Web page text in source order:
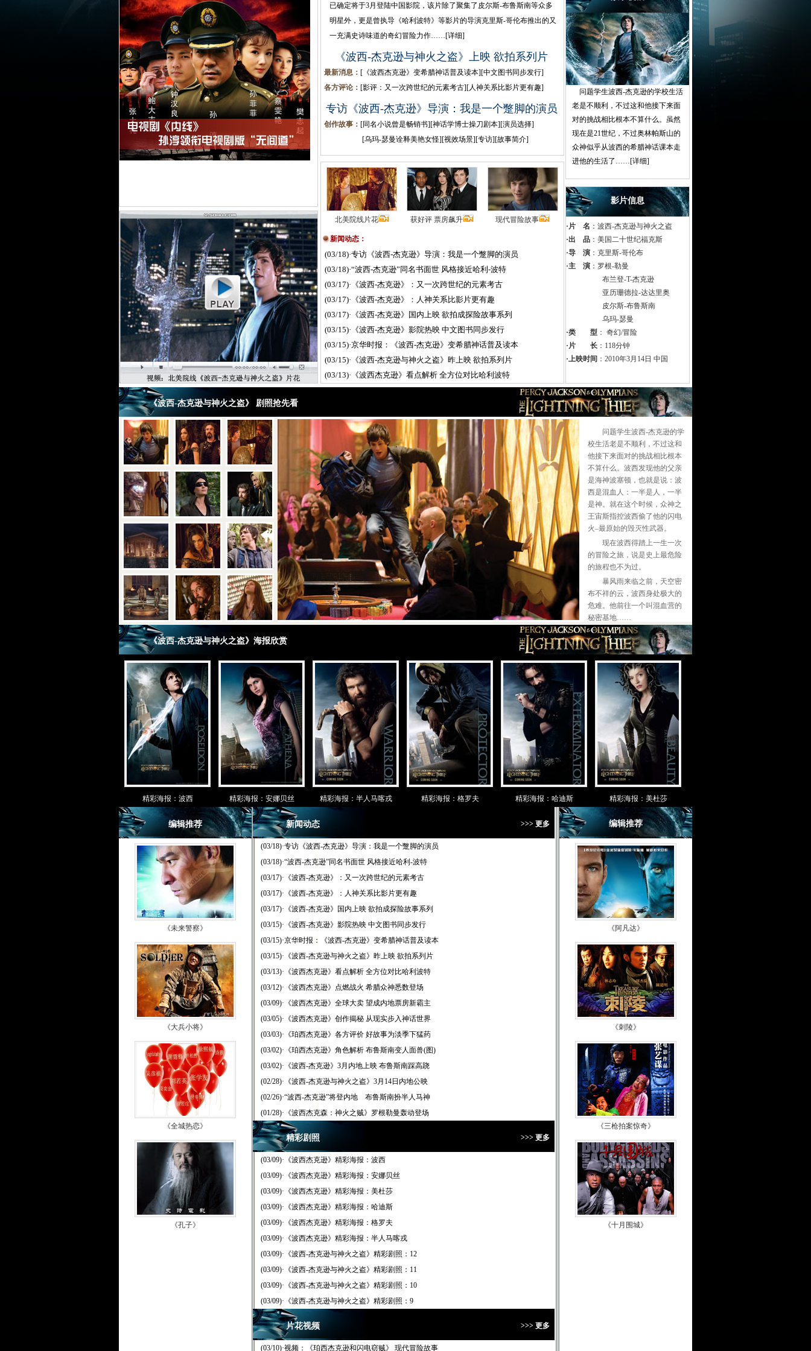
已确定将于3月登陆中国影院，该片除了聚集了皮尔斯-布鲁斯南等众多
明星外，更是曾执导《哈利波特》等影片的导演克里斯-哥伦布推出的又
一充满史诗味道的奇幻冒险力作……[详细]
《波西-杰克逊与神火之盗》上映 欲拍系列片
最新消息： [ 《波西杰克逊》变希腊神话普及读本][中文图书同步发行]
各方评论： [影评：又一次跨世纪的元素考古][人神关系比影片更有趣]
专访《波西-杰克逊》导演：我是一个蹩脚的演员
创作故事： [同名小说曾是畅销书][神话学博士操刀剧本][演员选择]
[乌玛-瑟曼诠释美艳女怪][视效场景][专访][故事简介]
北美院线片花 获好评 票房飙升 现代冒险故事
新闻动态：
(03/18)·专访《波西-杰克逊》导演：我是一个蹩脚的演员
(03/18)·“波西-杰克逊”同名书面世 风格接近哈利-波特
(03/17)· 《波西-杰克逊》：又一次跨世纪的元素考古
(03/17)· 《波西-杰克逊》：人神关系比影片更有趣
(03/17)· 《波西-杰克逊》国内上映 欲拍成探险故事系列
(03/15)· 《波西-杰克逊》影院热映 中文图书同步发行
(03/15)·京华时报：《波西-杰克逊》变希腊神话普及读本
(03/15)· 《波西-杰克逊与神火之盗》昨上映 欲拍系列片
(03/13)· 《波西杰克逊》看点解析 全方位对比哈利波特
(03/12)·《波西杰克逊》点燃战火 希腊众神悉数登场
(03/05)·《波西杰克逊》创作揭秘 从现实步入神话世界
(03/03)·《珀西杰克逊》各方评价 好故事为淡季下猛药
(03/02)·
《珀西杰克逊》角色解析 布鲁斯南变人面兽(图)
(03/02)·《波西-杰克逊》3月内地上映 布鲁斯南踩高跷
(02/28)·《波西-杰克逊与神火之盗》3月14日内地公映
(02/26)
“波西-杰克逊”将登内地 布鲁斯南扮半人马神
(01/28)
《波西杰克森：神火之贼》罗根勒曼轰动登场
问题学生波西-杰克逊的学校生活
老是不顺利，不过这和他接下来面
对的挑战相比根本不算什么。虽然
现在是21世纪，不过奥林帕斯山的
众神似乎从波西的希腊神话课本走
进他的生活了……[详细]
影片信息
·片 名 ：波西-杰克逊与神火之盗
·出 品 ：美国二十世纪福克斯
·导 演 ：克里斯-哥伦布
·主 演 ：罗根-勒曼
布兰登-T-杰克逊
亚历珊德拉-达达里奥
皮尔斯-布鲁斯南
乌玛-瑟曼
·类 型 ： 奇幻/冒险
·片 长 ：118分钟
·上映时间 ：2010年3月14日 中国
《波西-杰克逊与神火之盗》 剧照抢先看
问题学生波西-杰克逊的学
校生活老是不顺利，不过这和
他接下来面对的挑战相比根本
不算什么。波西发现他的父亲
是海神波塞顿，也就是说：波
西是混血人：一半是人，一半
是神。就在这个时候，众神之
王宙斯指控波西偷了他的闪电
火–最原始的毁灭性武器。
现在波西得踏上一生一次
的冒险之旅，说是史上最危险
的旅程也不为过。
暴风雨来临之前，天空密
布不祥的云，波西身处极大的
危难。他前往一个叫混血营的
秘密基地……
《波西-杰克逊与神火之盗》海报欣赏
精彩海报：波西 精彩海报：安娜贝丝 精彩海报：半人马喀戎 精彩海报：格罗夫 精彩海报：哈迪斯 精彩海报：美杜莎
编辑推荐
《未来警察》
《大兵小将》
《全城热恋》
《孔子》
新闻动态 >>> 更多
(03/18)·专访《波西-杰克逊》导演：我是一个蹩脚的演员
(03/18)·“波西-杰克逊”同名书面世 风格接近哈利-波特
(03/17)· 《波西-杰克逊》：又一次跨世纪的元素考古
(03/17)· 《波西-杰克逊》：人神关系比影片更有趣
(03/17)· 《波西-杰克逊》国内上映 欲拍成探险故事系列
(03/15)· 《波西-杰克逊》影院热映 中文图书同步发行
(03/15)·京华时报：《波西-杰克逊》变希腊神话普及读本
(03/15)· 《波西-杰克逊与神火之盗》昨上映 欲拍系列片
(03/13)· 《波西杰克逊》看点解析 全方位对比哈利波特
(03/12)· 《波西杰克逊》点燃战火 希腊众神悉数登场
(03/09)· 《波西杰克逊》全球大卖 望成内地票房新霸主
(03/05)· 《波西杰克逊》创作揭秘 从现实步入神话世界
(03/03)· 《珀西杰克逊》各方评价 好故事为淡季下猛药
(03/02)· 《珀西杰克逊》角色解析 布鲁斯南变人面兽(图)
(03/02)· 《波西-杰克逊》3月内地上映 布鲁斯南踩高跷
(02/28)· 《波西-杰克逊与神火之盗》3月14日内地公映
(02/26)·“波西-杰克逊”将登内地 布鲁斯南扮半人马神
(01/28)· 《波西杰克森：神火之贼》罗根勒曼轰动登场
精彩剧照 >>> 更多
(03/09)· 《波西杰克逊》精彩海报：波西
(03/09)· 《波西杰克逊》精彩海报：安娜贝丝
(03/09)· 《波西杰克逊》精彩海报：美杜莎
(03/09)· 《波西杰克逊》精彩海报：哈迪斯
(03/09)· 《波西杰克逊》精彩海报：格罗夫
(03/09)· 《波西杰克逊》精彩海报：半人马喀戎
(03/09)· 《波西-杰克逊与神火之盗》精彩剧照：12
(03/09)· 《波西-杰克逊与神火之盗》精彩剧照：11
(03/09)· 《波西-杰克逊与神火之盗》精彩剧照：10
(03/09)· 《波西-杰克逊与神火之盗》精彩剧照：9
片花视频 >>> 更多
(03/10)·视频：《珀西杰克逊和闪电窃贼》 现代冒险故事
编辑推荐
《阿凡达》
《刺陵》
《三枪拍案惊奇》
《十月围城》